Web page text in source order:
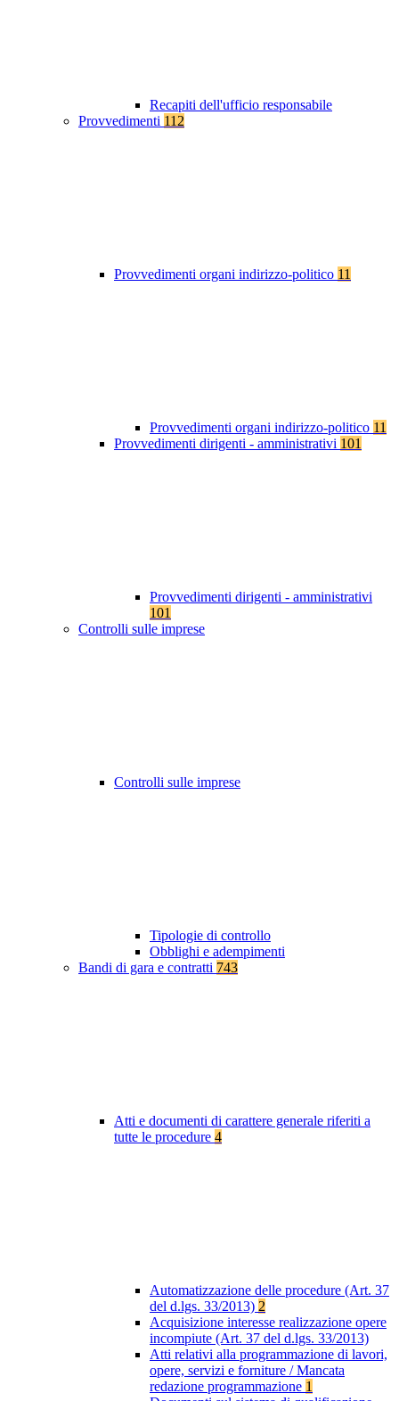
Recapiti dell'ufficio responsabile
Provvedimenti 112
Provvedimenti organi indirizzo-politico 11
Provvedimenti organi indirizzo-politico 11
Provvedimenti dirigenti - amministrativi 101
Provvedimenti dirigenti - amministrativi
101
Controlli sulle imprese
Controlli sulle imprese
Tipologie di controllo
Obblighi e adempimenti
Bandi di gara e contratti 743
Atti e documenti di carattere generale riferiti a
tutte le procedure 4
Automatizzazione delle procedure (Art. 37
del d.lgs. 33/2013) 2
Acquisizione interesse realizzazione opere
incompiute (Art. 37 del d.lgs. 33/2013)
Atti relativi alla programmazione di lavori,
opere, servizi e forniture / Mancata
redazione programmazione 1